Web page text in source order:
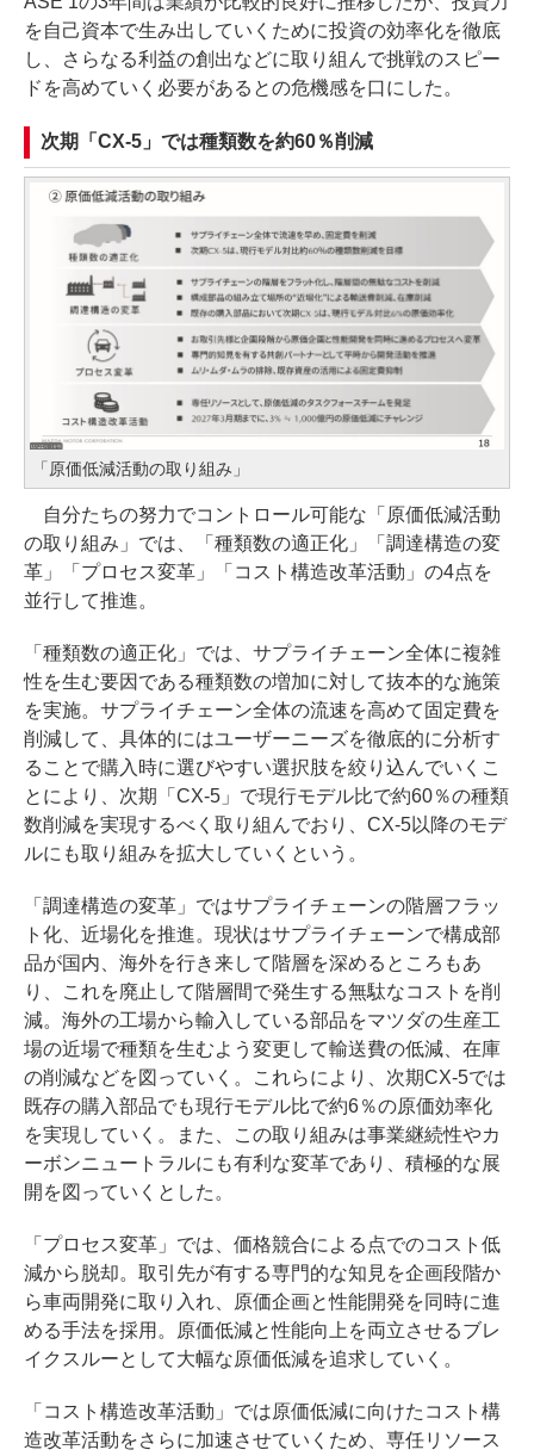
を自己資本で生み出していくために投資の効率化を徹底
し、さらなる利益の創出などに取り組んで挑戦のスピー
ドを高めていく必要があるとの危機感を口にした。
次期「CX-5」では種類数を約60％削減
「原価低減活動の取り組み」
自分たちの努力でコントロール可能な「原価低減活動
の取り組み」では、「種類数の適正化」「調達構造の変
革」「プロセス変革」「コスト構造改革活動」の4点を
並行して推進。
「種類数の適正化」では、サプライチェーン全体に複雑
性を生む要因である種類数の増加に対して抜本的な施策
を実施。サプライチェーン全体の流速を高めて固定費を
削減して、具体的にはユーザーニーズを徹底的に分析す
ることで購入時に選びやすい選択肢を絞り込んでいくこ
とにより、次期「CX-5」で現行モデル比で約60％の種類
数削減を実現するべく取り組んでおり、CX-5以降のモデ
ルにも取り組みを拡大していくという。
「調達構造の変革」ではサプライチェーンの階層フラッ
ト化、近場化を推進。現状はサプライチェーンで構成部
品が国内、海外を行き来して階層を深めるところもあ
り、これを廃止して階層間で発生する無駄なコストを削
減。海外の工場から輸入している部品をマツダの生産工
場の近場で種類を生むよう変更して輸送費の低減、在庫
の削減などを図っていく。これらにより、次期CX-5では
既存の購入部品でも現行モデル比で約6％の原価効率化
を実現していく。また、この取り組みは事業継続性やカ
ーボンニュートラルにも有利な変革であり、積極的な展
開を図っていくとした。
「プロセス変革」では、価格競合による点でのコスト低
減から脱却。取引先が有する専門的な知見を企画段階か
ら車両開発に取り入れ、原価企画と性能開発を同時に進
める手法を採用。原価低減と性能向上を両立させるブレ
イクスルーとして大幅な原価低減を追求していく。
「コスト構造改革活動」では原価低減に向けたコスト構
造改革活動をさらに加速させていくため、専任リソース